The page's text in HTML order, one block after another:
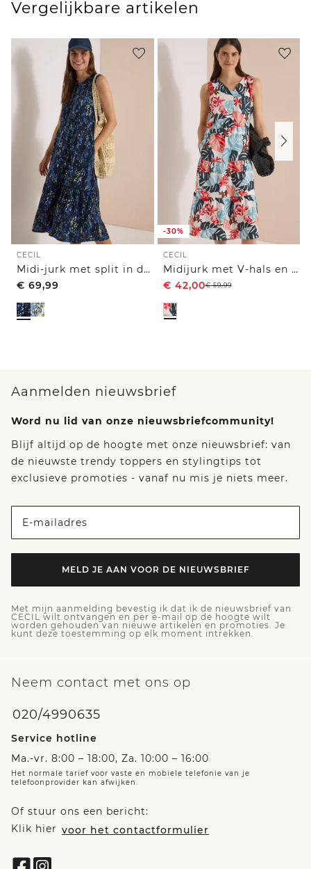
Vergelijkbare artikelen
CECIL
Midi-jurk met split in de hals en print
€ 69,99
-30%
CECIL
Midijurk met V-hals en print
€ 42,00€59,99
Aanmelden nieuwsbrief
Word nu lid van onze nieuwsbriefcommunity!
Blijf altijd op de hoogte met onze nieuwsbrief: van
de nieuwste trendy toppers en stylingtips tot
exclusieve promoties - vanaf nu mis je niets meer.
E-mailadres
MELD JE AAN VOOR DE NIEUWSBRIEF
Met mijn aanmelding bevestig ik dat ik de nieuwsbrief van
CECIL wilt ontvangen en per e-mail op de hoogte wilt
worden gehouden van nieuwe artikelen en promoties. Je
kunt deze toestemming op elk moment intrekken.
Neem contact met ons op
020/4990635
Service hotline
Ma.-vr. 8:00 – 18:00, Za. 10:00 – 16:00
Het normale tarief voor vaste en mobiele telefonie van je
telefoonprovider kan afwijken.
Of stuur ons een bericht:
Klik hier voor het contactformulier